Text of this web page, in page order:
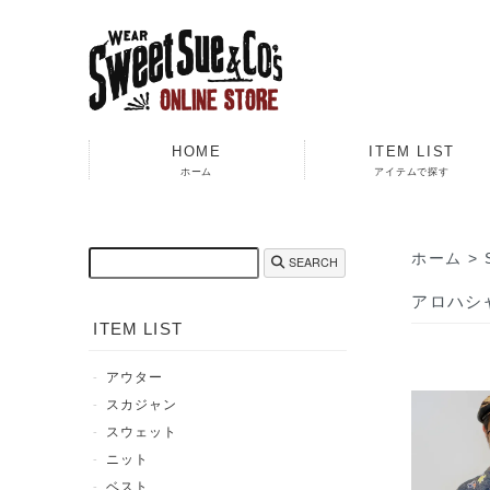
HOME
ホーム
ITEM LIST
アイテムで探す
ホーム >
アロハシ
SEARCH
ITEM LIST
アウター
スカジャン
スウェット
ニット
ベスト